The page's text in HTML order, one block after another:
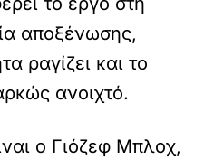
αποξένωσης,
ραγίζει και το
ανοιχτό.
ο Γιόζεφ Μπλοχ,